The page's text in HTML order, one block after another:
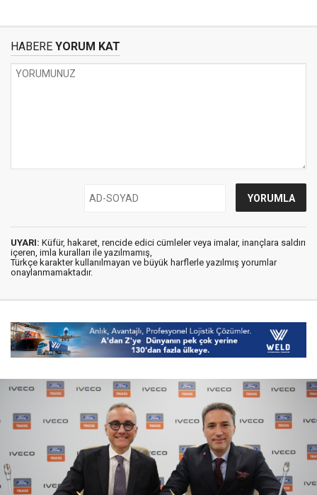
HABERE YORUM KAT
UYARI: Küfür, hakaret, rencide edici cümleler veya imalar, inançlara saldırı
içeren, imla kuralları ile yazılmamış,
Türkçe karakter kullanılmayan ve büyük harflerle yazılmış yorumlar
onaylanmamaktadır.